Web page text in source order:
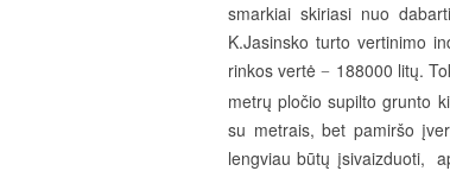
smarkiai skiriasi nuo
K.Jasinsko turto vertinimo
rinkos vertė− 188000 litų.
metrų pločio supilto grunto
su metrais, bet pamiršo
lengviau būtų įsivaizduoti,